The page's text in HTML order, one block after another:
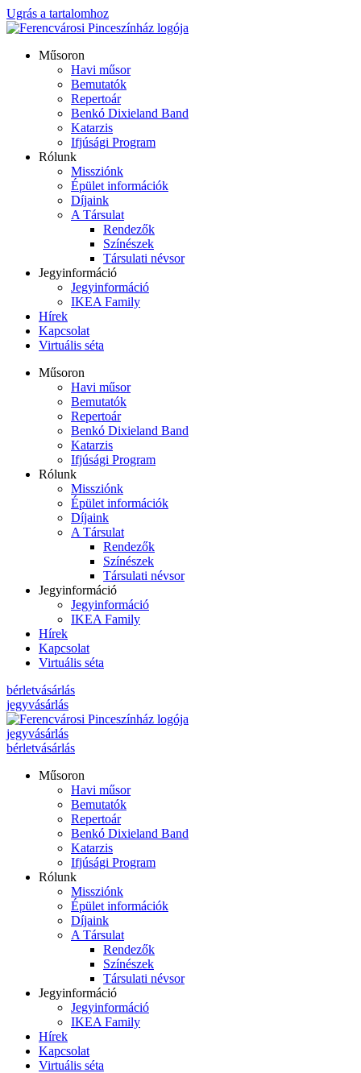
Ugrás a tartalomhoz
Műsoron
Havi műsor
Bemutatók
Repertoár
Benkó Dixieland Band
Katarzis
Ifjúsági Program
Rólunk
Missziónk
Épület információk
Díjaink
A Társulat
Rendezők
Színészek
Társulati névsor
Jegyinformáció
Jegyinformáció
IKEA Family
Hírek
Kapcsolat
Virtuális séta
Műsoron
Havi műsor
Bemutatók
Repertoár
Benkó Dixieland Band
Katarzis
Ifjúsági Program
Rólunk
Missziónk
Épület információk
Díjaink
A Társulat
Rendezők
Színészek
Társulati névsor
Jegyinformáció
Jegyinformáció
IKEA Family
Hírek
Kapcsolat
Virtuális séta
bérletvásárlás
jegyvásárlás
jegyvásárlás
bérletvásárlás
Műsoron
Havi műsor
Bemutatók
Repertoár
Benkó Dixieland Band
Katarzis
Ifjúsági Program
Rólunk
Missziónk
Épület információk
Díjaink
A Társulat
Rendezők
Színészek
Társulati névsor
Jegyinformáció
Jegyinformáció
IKEA Family
Hírek
Kapcsolat
Virtuális séta